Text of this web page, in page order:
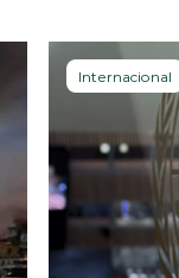
Internacional